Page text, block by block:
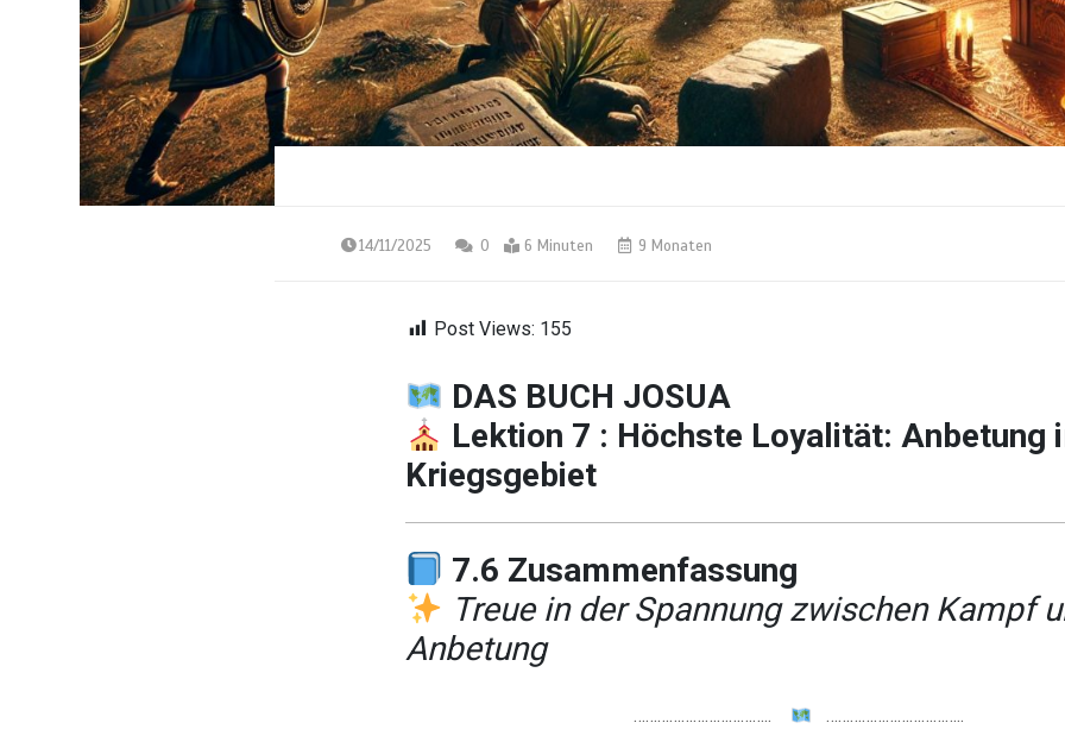
14/11/2025 0 6 Minuten 9 Monaten
Post Views: 155
DAS BUCH JOSUA
Lektion 7 : Höchste Loyalität: Anbetung
Kriegsgebiet
7.6 Zusammenfassung
Treue in der Spannung zwischen Kampf
Anbetung
…………………………….. ……………………………..